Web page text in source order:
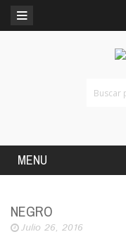
MENU
NEGRO
Julio 26, 2016